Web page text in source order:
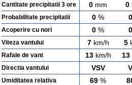
Cantitate precipitatii 3 ore 0 mm 0
Probabilitate precipitatii 0 % 0
Acoperire cu nori 0 % 0
Viteza vantului 7km/h 5
Rafale de vant 13km/h 13
Directia vantului VSV
Umiditatea relativa 69 %